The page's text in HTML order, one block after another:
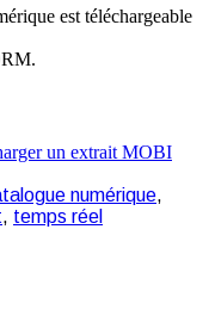
est téléchargeable
numérique,
, temps réel